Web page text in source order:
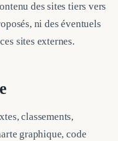
des sites tiers vers
ni des éventuels
sites externes.
classements,
graphique, code